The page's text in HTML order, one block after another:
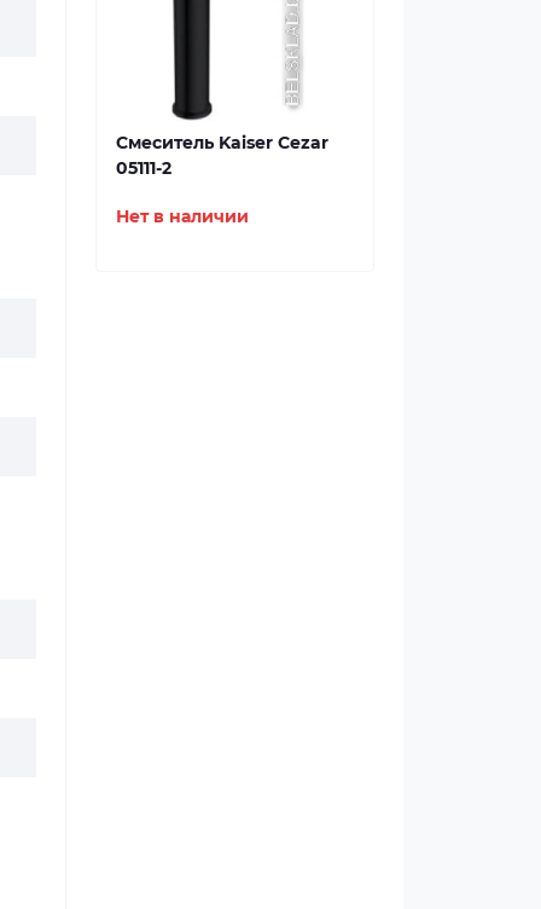
Смеситель Kaiser Cezar
05111-2
Нет в наличии